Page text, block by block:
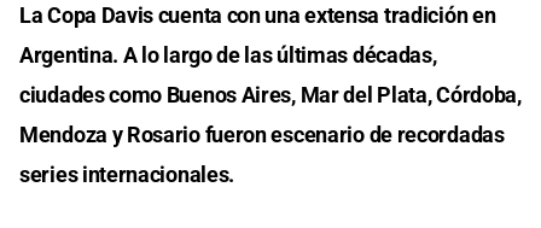
La Copa Davis cuenta con una extensa tradición en
Argentina. A lo largo de las últimas décadas,
ciudades como Buenos Aires, Mar del Plata, Córdoba,
Mendoza y Rosario fueron escenario de recordadas
series internacionales.